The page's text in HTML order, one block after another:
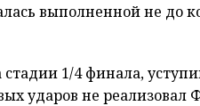
выполненной не до
1/4 финала,
ударов не реализовал